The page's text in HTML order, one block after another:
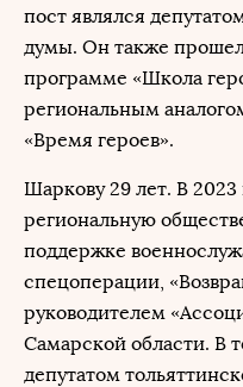
пост являлся
думы. Он также
программе «Школа
региональным
«Время героев».
Шаркову 29 лет. В 2023
региональную
поддержке
спецоперации,
руководителем
Самарской области. В
депутатом